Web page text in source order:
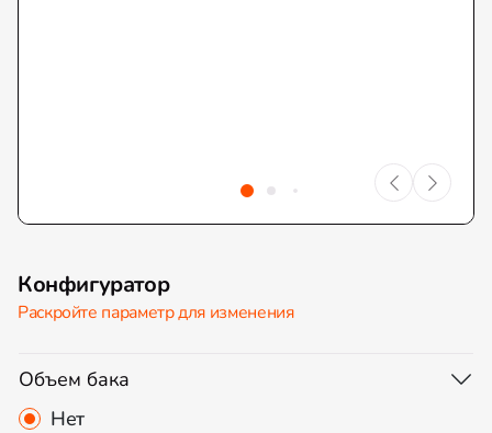
Конфигуратор
Раскройте параметр для изменения
Объем бака
Нет